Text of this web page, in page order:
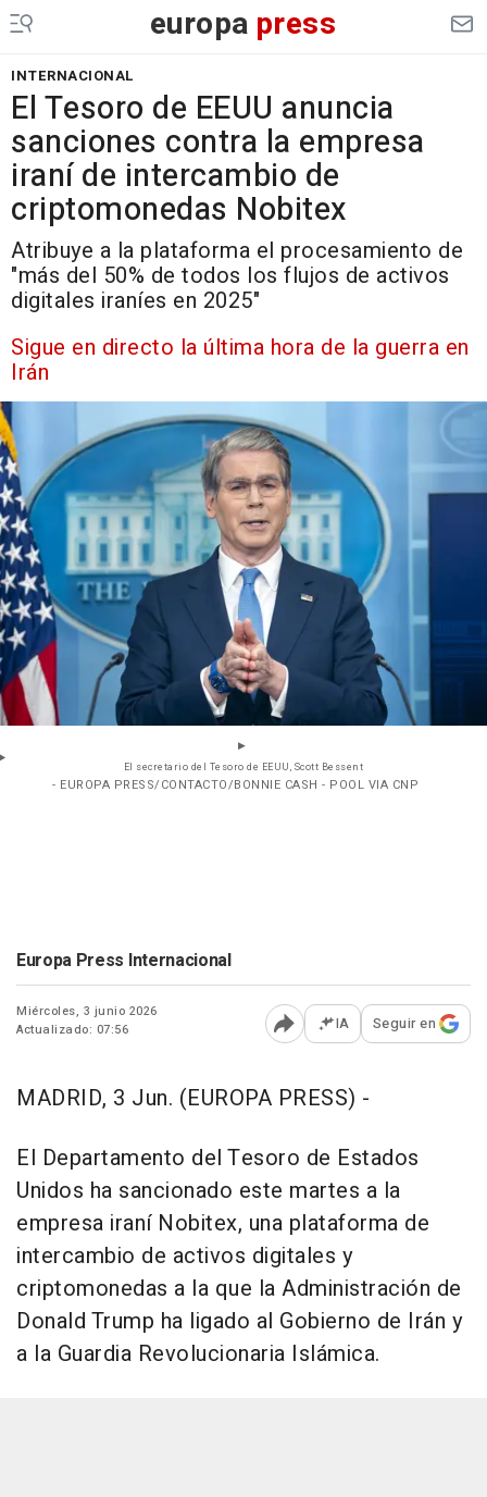
europa press
INTERNACIONAL
El Tesoro de EEUU anuncia
sanciones contra la empresa
iraní de intercambio de
criptomonedas Nobitex
Atribuye a la plataforma el procesamiento de
"más del 50% de todos los flujos de activos
digitales iraníes en 2025"
Sigue en directo la última hora de la guerra en
Irán
El secretario del Tesoro de EEUU, Scott Bessent
- EUROPA PRESS/CONTACTO/BONNIE CASH - POOL VIA CNP
Europa Press Internacional
Miércoles, 3 junio 2026
Actualizado: 07:56
Abrir opciones para
IA Seguir en
MADRID, 3 Jun. (EUROPA PRESS) -
El Departamento del Tesoro de Estados
Unidos ha sancionado este martes a la
empresa iraní Nobitex, una plataforma de
intercambio de activos digitales y
criptomonedas a la que la Administración de
Donald Trump ha ligado al Gobierno de Irán y
a la Guardia Revolucionaria Islámica.